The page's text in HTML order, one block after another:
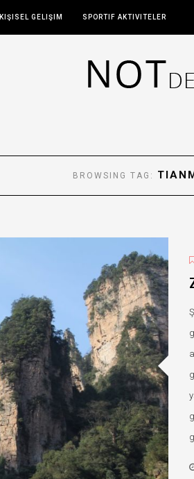
KIŞISEL GELIŞIM SPORTIF AKTIVITELER
BROWSING TAG: